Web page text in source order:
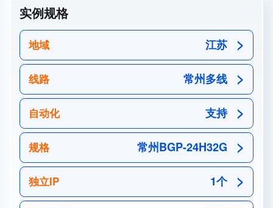
实例规格
地域 江苏
线路 常州多线
自动化 支持
规格 常州BGP-24H32G
独立IP 1个